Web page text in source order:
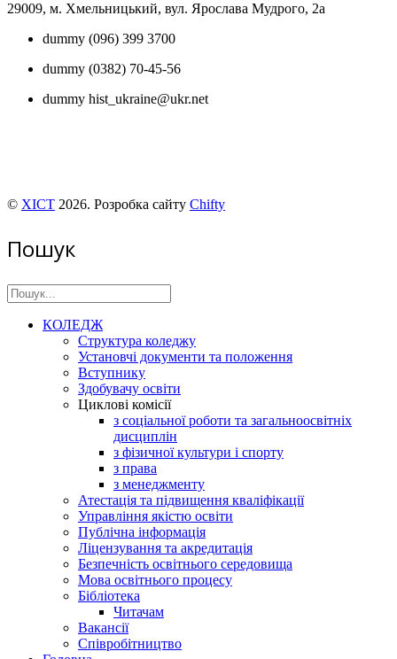
29009, м. Хмельницький, вул. Ярослава Мудрого, 2а
dummy (096) 399 3700
dummy (0382) 70-45-56
dummy hist_ukraine@ukr.net
© ХІСТ 2026. Розробка сайту Chifty
Пошук
КОЛЕДЖ
Структура коледжу
Установчі документи та положення
Вступнику
Здобувачу освіти
Циклові комісії
з соціальної роботи та загальноосвітніх
дисциплін
з фізичної культури і спорту
з права
з менеджменту
Атестація та підвищення кваліфікації
Управління якістю освіти
Публічна інформація
Ліцензування та акредитація
Безпечність освітнього середовища
Мова освітнього процесу
Бібліотека
Читачам
Вакансії
Співробітництво